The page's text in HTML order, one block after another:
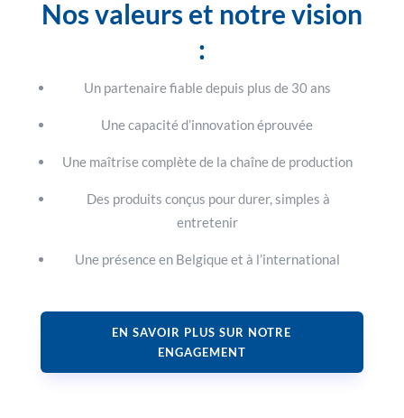
Nos valeurs et notre vision
:
Un partenaire fiable depuis plus de 30 ans
Une capacité d’innovation éprouvée
Une maîtrise complète de la chaîne de production
Des produits conçus pour durer, simples à
entretenir
Une présence en Belgique et à l’international
EN SAVOIR PLUS SUR NOTRE
ENGAGEMENT